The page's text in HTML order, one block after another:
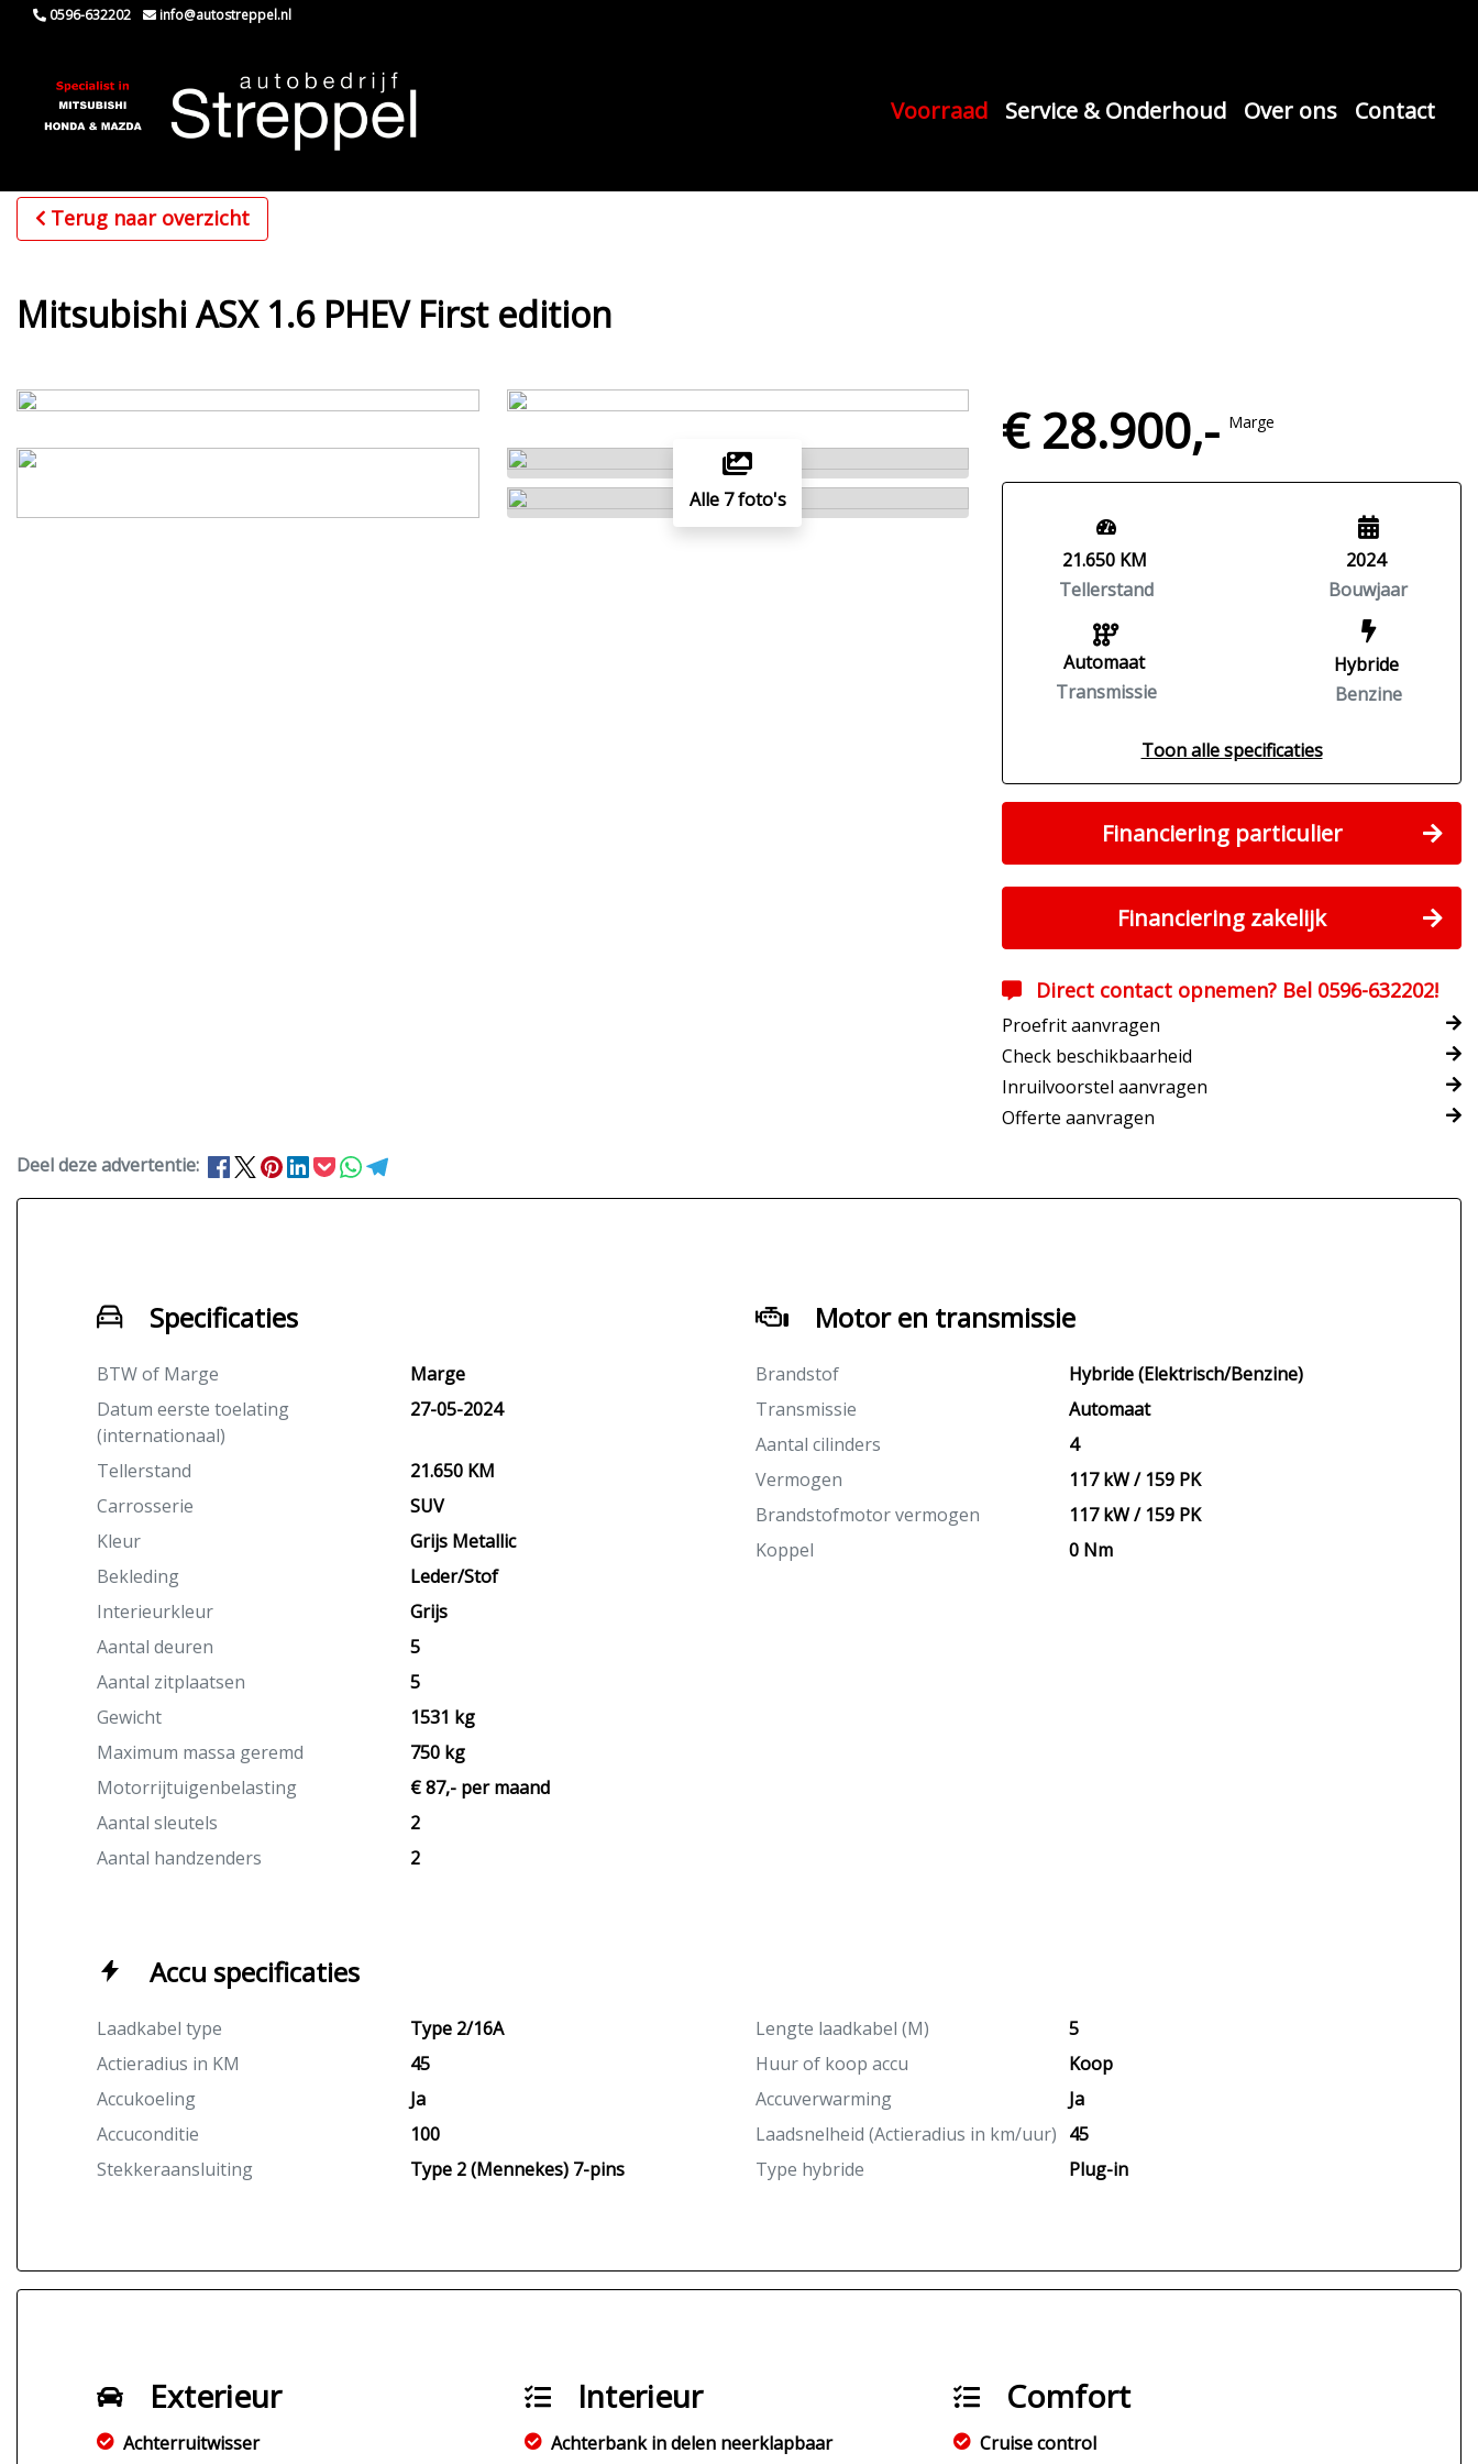
0596-632202 info@autostreppel.nl
Voorraad Service & Onderhoud Over ons Contact
Terug naar overzicht
Mitsubishi ASX 1.6 PHEV First edition
Alle 7 foto's
€ 28.900,- Marge
21.650 KM
Tellerstand
Automaat
Transmissie
2024
Bouwjaar
Hybride
Benzine
Toon alle specificaties
Financiering particulier
Financiering zakelijk
Direct contact opnemen? Bel 0596-632202!
Proefrit aanvragen
Check beschikbaarheid
Inruilvoorstel aanvragen
Offerte aanvragen
Deel deze advertentie:
Specificaties
BTW of Marge
Marge
Datum eerste toelating
(internationaal)
27-05-2024
Tellerstand
21.650 KM
Carrosserie
SUV
Kleur
Grijs Metallic
Bekleding
Leder/Stof
Interieurkleur
Grijs
Aantal deuren
5
Aantal zitplaatsen
5
Gewicht
1531 kg
Maximum massa geremd
750 kg
Motorrijtuigenbelasting
€ 87,- per maand
Aantal sleutels
2
Aantal handzenders
2
Motor en transmissie
Brandstof
Hybride (Elektrisch/Benzine)
Transmissie
Automaat
Aantal cilinders
4
Vermogen
117 kW / 159 PK
Brandstofmotor vermogen
117 kW / 159 PK
Koppel
0 Nm
Accu specificaties
Laadkabel type Type 2/16A Lengte laadkabel (M)
5
Actieradius in KM
45 Huur of koop accu
Koop
Accukoeling
Ja Accuverwarming
Ja
Accuconditie
100 Laadsnelheid (Actieradius in km/uur) 45
Stekkeraansluiting
Type 2 (Mennekes) 7-pins Type hybride Plug-in
Exterieur
Achterruitwisser
Interieur
Achterbank in delen neerklapbaar
Comfort
Cruise control